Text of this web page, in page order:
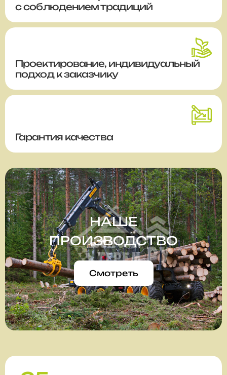
с соблюдением традиций
Проектирование, индивидуальный
подход к заказчику
Гарантия качества
НАШЕ
ПРОИЗВОДСТВО
Смотреть